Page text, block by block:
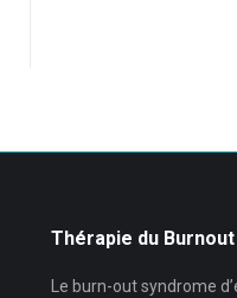
Thérapie du Burnout
Le burn-out syndrome